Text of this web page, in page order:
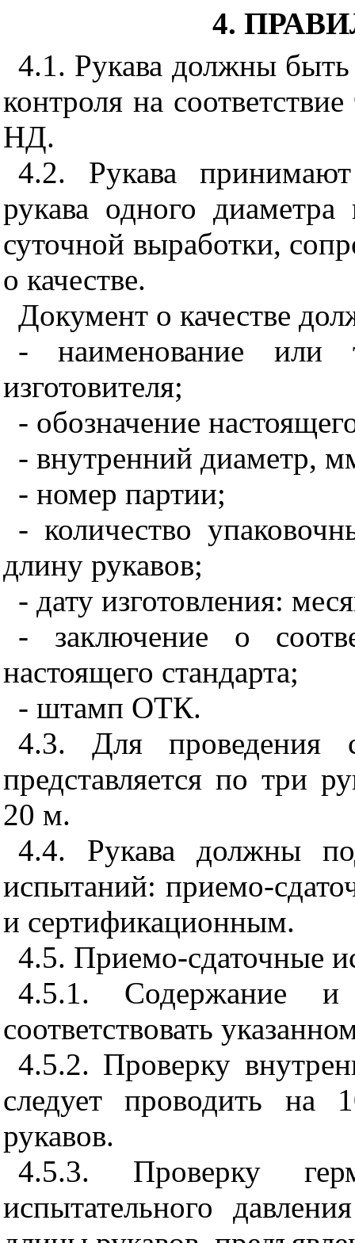
4.
4.1. Рукава должны быть
контроля на
НД.
4.2. Рукава
рукава одного
суточной выработки,
о качестве.
Документ о качестве
- наименование или
изготовителя;
- обозначение
- внутренний диаметр,
- номер партии;
- количество
длину рукавов;
- дату изготовления:
- заключение о
настоящего стандарта;
- штамп ОТК.
4.3. Дляпроведения
представляется по три
20 м.
4.4. Рукава должны
испытаний: приемо-
и сертификационным.
4.5. Приемо-сдаточные
4.5.1. Содержание
соответствовать
4.5.2. Проверку
следует проводить на
рукавов.
4.5.3. Проверку
испытательного